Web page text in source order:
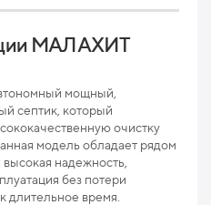
МАЛАХИТ
мощный,
септик, который
очистку
модель обладает рядом
надежность,
без потери
длительное время.